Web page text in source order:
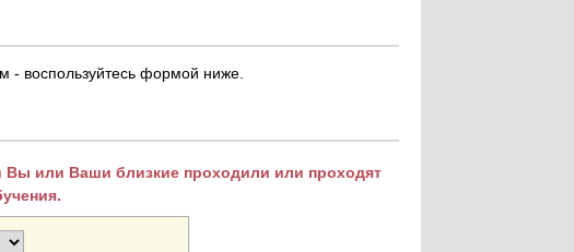
- воспользуйтесь формой ниже.
Вы или Ваши близкие проходили или проходят